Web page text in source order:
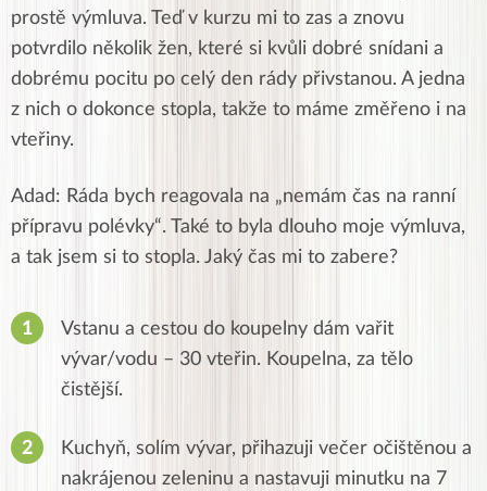
prostě výmluva. Teď v kurzu mi to zas a znovu
potvrdilo několik žen, které si kvůli dobré snídani a
dobrému pocitu po celý den rády přivstanou. A jedna
z nich o dokonce stopla, takže to máme změřeno i na
vteřiny.
Adad: Ráda bych reagovala na „nemám čas na ranní
přípravu polévky“. Také to byla dlouho moje výmluva,
a tak jsem si to stopla. Jaký čas mi to zabere?
Vstanu a cestou do koupelny dám vařit
vývar/vodu – 30 vteřin. Koupelna, za tělo
čistější.
Kuchyň, solím vývar, přihazuji večer očištěnou a
nakrájenou zeleninu a nastavuji minutku na 7